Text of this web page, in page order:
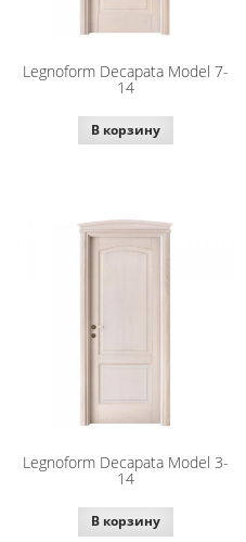
Legnoform Decapata Model 7-
14
В корзину
Legnoform Decapata Model 3-
14
В корзину